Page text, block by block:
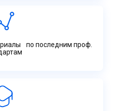
по последним проф.